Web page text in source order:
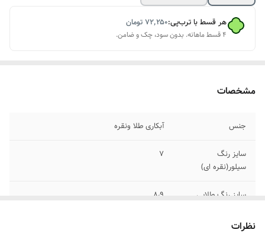
هر قسط با ترب‌پی:۷۲٬۲۵۰تومان
۴ قسط ماهانه. بدون سود، چک و ضامن.
مشخصات
جنس آبکاری طلا ونقره
سایز رنگ
سیلور(نقره ای)
۷
سایز رنگ طلایی ۸،۹
نظرات